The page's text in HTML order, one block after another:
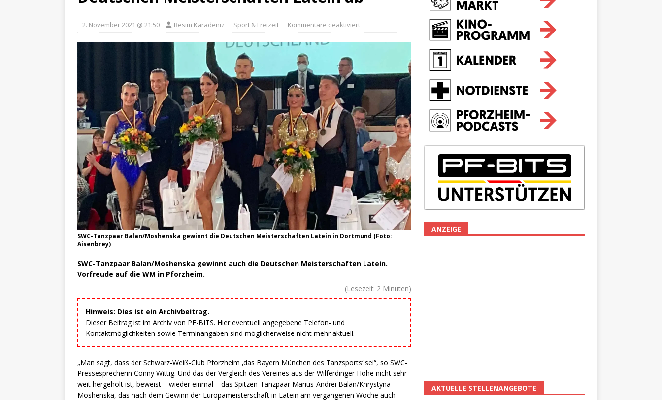
2. November 2021 @ 21:50 Besim Karadeniz Sport & Freizeit Kommentare deaktiviert
SWC-Tanzpaar Balan/Moshenska gewinnt die Deutschen Meisterschaften Latein in Dortmund (Foto:
Aisenbrey)
SWC-Tanzpaar Balan/Moshenska gewinnt auch die Deutschen Meisterschaften Latein.
Vorfreude auf die WM in Pforzheim.
(Lesezeit: 2 Minuten)
Hinweis: Dies ist ein Archivbeitrag.
Dieser Beitrag ist im Archiv von PF-BITS. Hier eventuell angegebene Telefon- und
Kontaktmöglichkeiten sowie Terminangaben sind möglicherweise nicht mehr aktuell.
„Man sagt, dass der Schwarz-Weiß-Club Pforzheim ‚das Bayern München des Tanzsports‘ sei“, so SWC-
Pressesprecherin Conny Wittig. Und das der Vergleich des Vereines aus der Wilferdinger Höhe nicht sehr
weit hergeholt ist, beweist – wieder einmal – das Spitzen-Tanzpaar Marius-Andrei Balan/Khrystyna
Moshenska, das nach dem Gewinn der Europameisterschaft in Latein am vergangenen Woche auch
ANZEIGE
AKTUELLE STELLENANGEBOTE